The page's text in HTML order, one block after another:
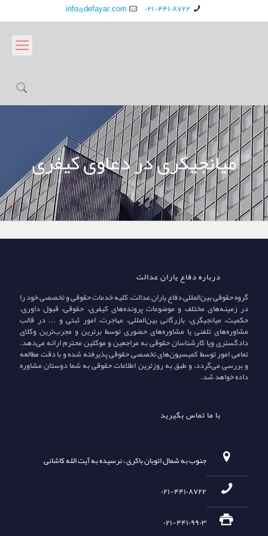
۰۲۱-۴۴۱۰۸۷۲۲ info@defayar.com
میانجیگری در دعاوی کیفری
درباره دفاع یاران عدالت
گروه حقوقی بین‌المللی دفاع یاران عدالت، کلیه خدمات حقوقی و تخصصی خود را
در زمینه‌های مختلف و موضوعات پرونده‌های کیفری، حقوقی، قبول داوری،
حکمیت، میانجیگری، بازرگانی بین‌المللی، مهاجرت، امور ثبتی و ... در قالب
مشاوره‌های تلفنی یا مشاوره‌های حضوری توسط برترین و مجرب‌ترین وکلای
دادگستری ویا کارشناسان حقوقی به مراجعین و موکلین محترم ارائه می‌دهد.
تمامی امور توسط کمیسیون‌های تخصصی حقوقی پذیرفته شده و با دقت مطالعه
و بررسی می‌گردد، و طبق به روزترین اطلاعات حقوقی به شما دوستان مشاوره
داده خواهد شد.
با ما تماس بگیرید
جنوب به شمال اتوبان باکری ، نرسیده به آیت الله کاشانی
۰۲۱-۴۴۱۰۸۷۲۲
۰۲۱-۴۴۱۰۹۹۰۳